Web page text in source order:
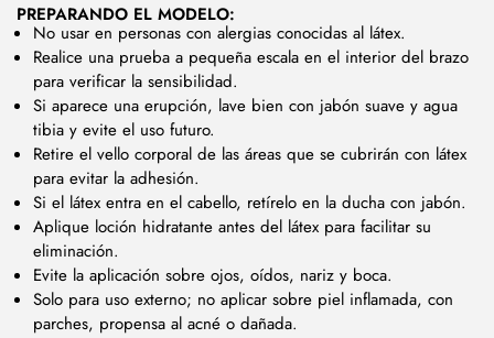
PREPARANDO EL MODELO:
No usar en personas con alergias conocidas al látex.
Realice una prueba a pequeña escala en el interior del brazo
para verificar la sensibilidad.
Si aparece una erupción, lave bien con jabón suave y agua
tibia y evite el uso futuro.
Retire el vello corporal de las áreas que se cubrirán con látex
para evitar la adhesión.
Si el látex entra en el cabello, retírelo en la ducha con jabón.
Aplique loción hidratante antes del látex para facilitar su
eliminación.
Evite la aplicación sobre ojos, oídos, nariz y boca.
Solo para uso externo; no aplicar sobre piel inflamada, con
parches, propensa al acné o dañada.